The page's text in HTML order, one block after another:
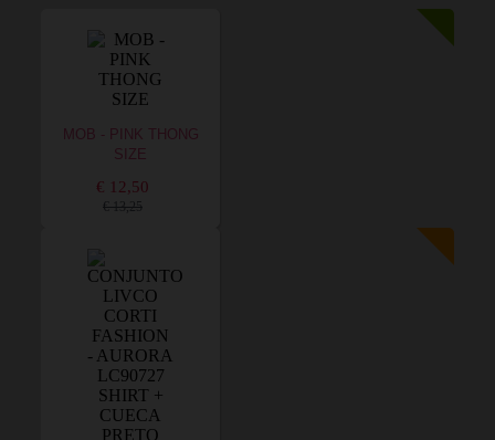
MOB - PINK THONG
SIZE
€ 12,50
€ 13,25